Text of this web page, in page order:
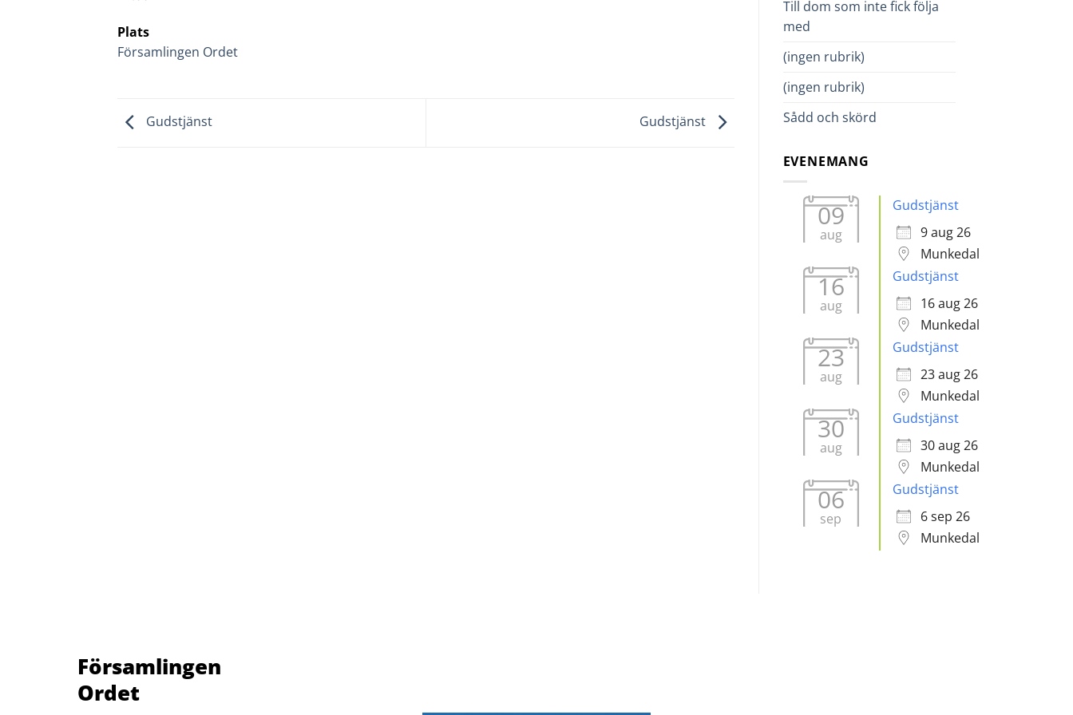
Plats
Församlingen Ordet
Gudstjänst Gudstjänst
Till dom som inte fick följa
med
(ingen rubrik)
(ingen rubrik)
Sådd och skörd
EVENEMANG
09
aug
Gudstjänst
9 aug 26
Munkedal
16
aug
Gudstjänst
16 aug 26
Munkedal
23
aug
Gudstjänst
23 aug 26
Munkedal
30
aug
Gudstjänst
30 aug 26
Munkedal
06
sep
Gudstjänst
6 sep 26
Munkedal
Församlingen
Ordet